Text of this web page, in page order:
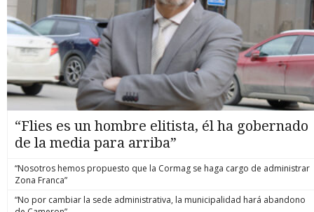
“Flies es un hombre elitista, él ha gobernado
de la media para arriba”
“Nosotros hemos propuesto que la Cormag se haga cargo de administrar
Zona Franca”
“No por cambiar la sede administrativa, la municipalidad hará abandono